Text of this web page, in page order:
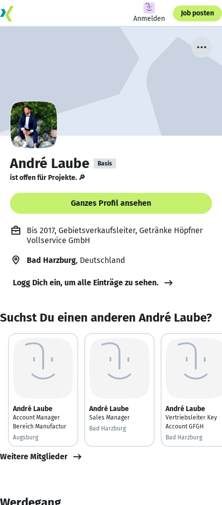
Anmelden
Job posten
André Laube Basis
ist offen für Projekte. 🔎
Ganzes Profil ansehen
Bis 2017, Gebietsverkaufsleiter, Getränke Höpfner
Vollservice GmbH
Bad Harzburg, Deutschland
Logg Dich ein, um alle Einträge zu sehen.
Suchst Du einen anderen André Laube?
André Laube
Account Manager
Bereich Manufactur
Augsburg
André Laube
Sales Manager
Bad Harzburg
André Laube
Vertriebsleiter Key
Account GFGH
Bad Harzburg
Weitere Mitglieder